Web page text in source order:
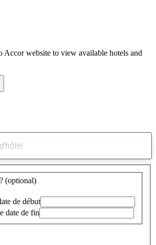
Accor website to view available hotels and
suggestion
trouvée
(optional)
de début
date de fin